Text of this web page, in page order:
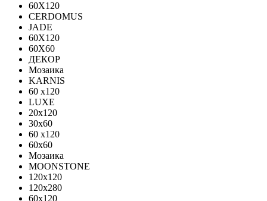
60X120
CERDOMUS
JADE
60X120
60X60
ДЕКОР
Мозаика
KARNIS
60 x120
LUXE
20x120
30х60
60 x120
60x60
Мозаика
MOONSTONE
120x120
120х280
60x120